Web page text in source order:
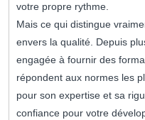
votre propre rythme.
Mais ce qui distingue
envers la qualité. Depuis
engagée à fournir des
répondent aux normes les
pour son expertise et sa
confiance pour votre